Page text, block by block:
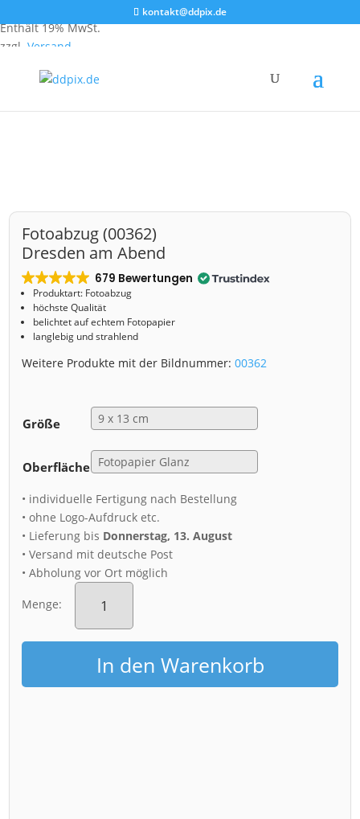
kontakt@ddpix.de
Enthält 19% MwSt.
zzgl. Versand
Start/Shop/Fotoabzug / Fotoabzug (00362) Dresden am Abend
Fotoabzug (00362)
Dresden am Abend
679 Bewertungen
Produktart: Fotoabzug
höchste Qualität
belichtet auf echtem Fotopapier
langlebig und strahlend
Weitere Produkte mit der Bildnummer:00362
Größe
Oberfläche
• individuelle Fertigung nach Bestellung
• ohne Logo-Aufdruck etc.
• Lieferung bis Donnerstag, 13. August
• Versand mit deutsche Post
• Abholung vor Ort möglich
Menge:
Fotoabzug
(00362)
am
Abend
MengeIn den Warenkorb